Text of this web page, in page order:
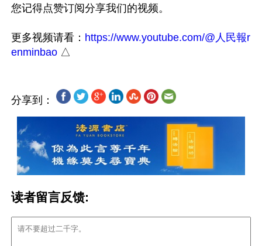
您记得点赞订阅分享我们的视频。
更多视频请看： https://www.youtube.com/@人民報r
enminbao
分享到：
读者留言反馈: